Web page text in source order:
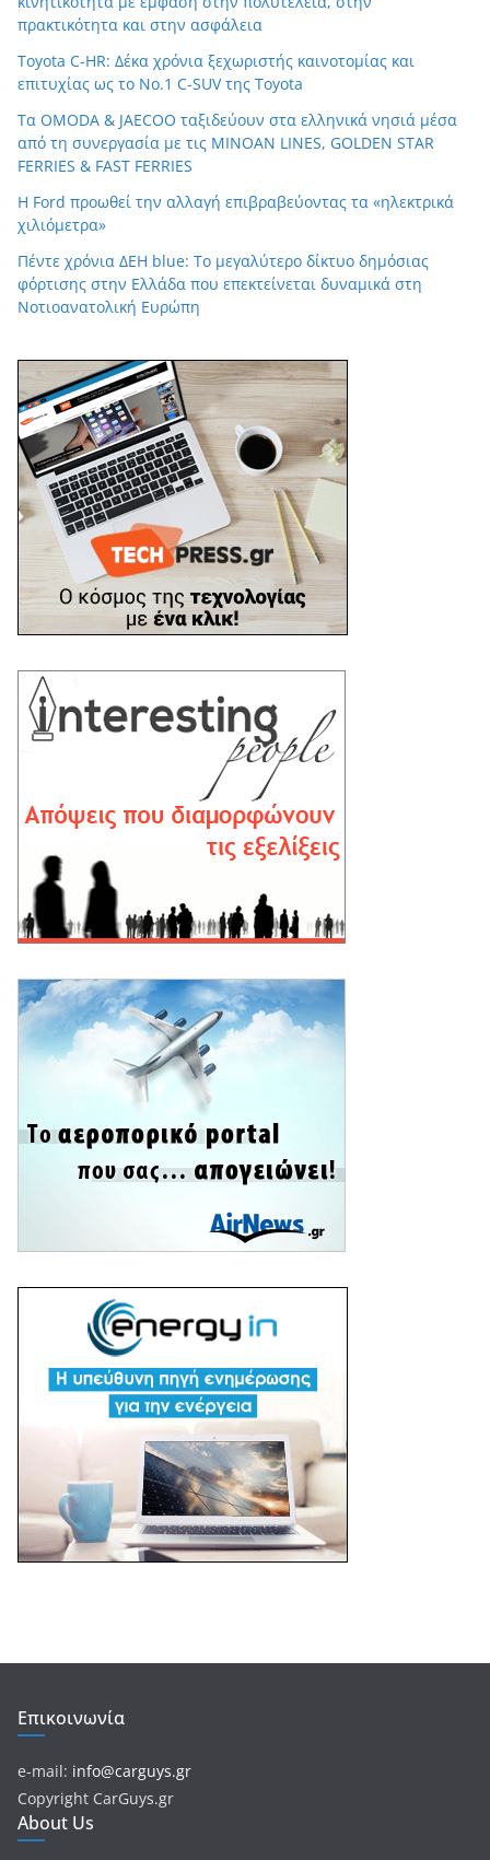
πρακτικότητα και στην ασφάλεια
Toyota C-HR: Δέκα χρόνια ξεχωριστής καινοτομίας και
επιτυχίας ως το Νο.1 C-SUV της Toyota
Τα OMODA & JAECOO ταξιδεύουν στα ελληνικά νησιά μέσα
από τη συνεργασία με τις MINOAN LINES, GOLDEN STAR
FERRIES & FAST FERRIES
Η Ford προωθεί την αλλαγή επιβραβεύοντας τα «ηλεκτρικά
χιλιόμετρα»
Πέντε χρόνια ΔΕΗ blue: Το μεγαλύτερο δίκτυο δημόσιας
φόρτισης στην Ελλάδα που επεκτείνεται δυναμικά στη
Νοτιοανατολική Ευρώπη
Επικοινωνία
e-mail: info@carguys.gr
Copyright CarGuys.gr
About Us